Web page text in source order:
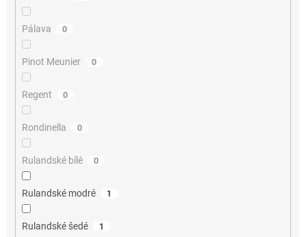
Pálava 0
Pinot Meunier 0
Regent 0
Rondinella 0
Rulandské bílé 0
Rulandské modré 1
Rulandské šedé 1